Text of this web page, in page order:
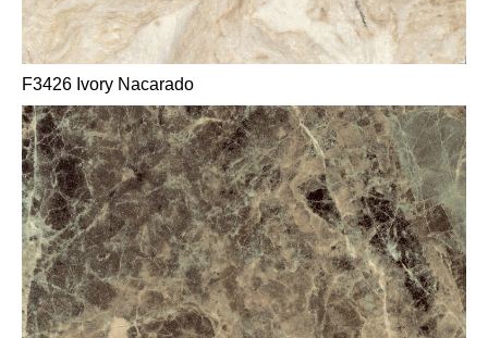
F3426 Ivory Nacarado